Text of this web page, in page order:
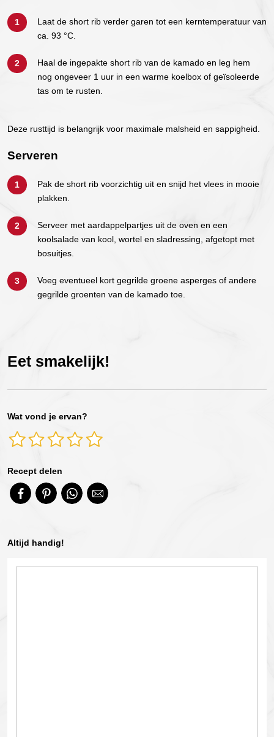
Laat de short rib verder garen tot een kerntemperatuur van
ca. 93 °C.
Haal de ingepakte short rib van de kamado en leg hem
nog ongeveer 1 uur in een warme koelbox of geïsoleerde
tas om te rusten.
Deze rusttijd is belangrijk voor maximale malsheid en sappigheid.
Serveren
Pak de short rib voorzichtig uit en snijd het vlees in mooie
plakken.
Serveer met aardappelpartjes uit de oven en een
koolsalade van kool, wortel en sladressing, afgetopt met
bosuitjes.
Voeg eventueel kort gegrilde groene asperges of andere
gegrilde groenten van de kamado toe.
Eet smakelijk!
Wat vond je ervan?
Recept delen
Altijd handig!